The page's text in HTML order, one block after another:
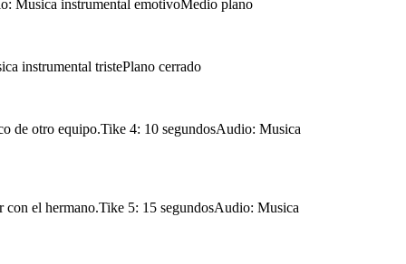
Musica instrumental emotivoMedio plano
instrumental tristePlano cerrado
de otro equipo.Tike 4: 10 segundosAudio: Musica
con el hermano.Tike 5: 15 segundosAudio: Musica